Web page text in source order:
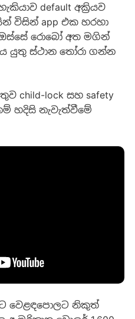
default අක්‍රියව
විසින් app එක හරහා
ඔස්සේ රොබෝ අත මගින්
යුතු ස්ථාන තෝරා ගන්න
child-lock සහ safety
හදිසි නැවැත්වීමේ
සිට වෙළඳපොලට නිකුත්